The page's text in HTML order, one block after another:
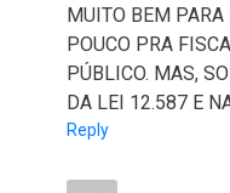
MUITO BEM
POUCO PRA
PÚBLICO. MAS,
DA LEI 12.587 E
Reply